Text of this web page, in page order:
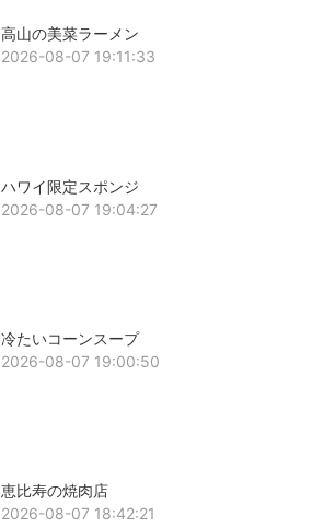
高山の美菜ラーメン
2026-08-07 19:11:33
ハワイ限定スポンジ
2026-08-07 19:04:27
冷たいコーンスープ
2026-08-07 19:00:50
恵比寿の焼肉店
2026-08-07 18:42:21